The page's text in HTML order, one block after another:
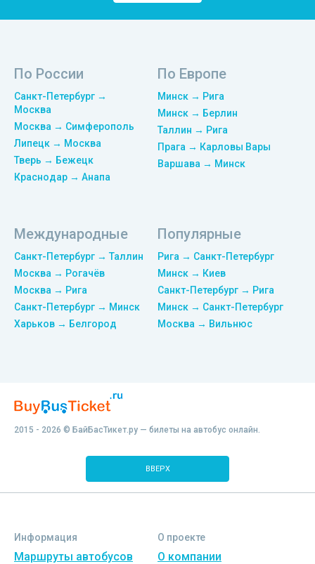
По России
Санкт-Петербург →
Москва
Москва → Симферополь
Липецк → Москва
Тверь → Бежецк
Краснодар → Анапа
По Европе
Минск → Рига
Минск → Берлин
Таллин → Рига
Прага → Карловы Вары
Варшава → Минск
Международные
Санкт-Петербург → Таллин
Москва → Рогачёв
Москва → Рига
Санкт-Петербург → Минск
Харьков → Белгород
Популярные
Рига → Санкт-Петербург
Минск → Киев
Санкт-Петербург → Рига
Минск → Санкт-Петербург
Москва → Вильнюс
2015 - 2026 © БайБасТикет.ру — билеты на автобус онлайн.
ВВЕРХ
Информация
Маршруты автобусов
О проекте
О компании